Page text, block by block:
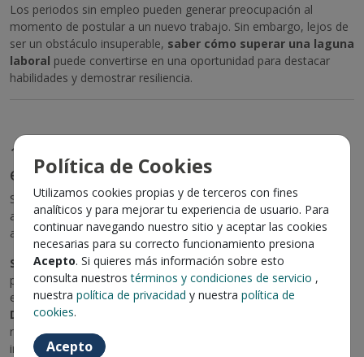
Los periodos sin empleo pueden generar preocupación al
momento de postular a un nuevo trabajo. Sin embargo, lejos de
ser un obstáculo insuperable, saber cómo superar una laguna
laboral puede convertirse en una oportunidad para destacar
habilidades y demostrar resiliencia.
1. Estrategias para explicar periodos sin
empleo
Si en tu CV hay un espacio sin actividad laboral, es importante
abordar la situación con transparencia y enfoque positivo. Aquí
algunos consejos:
Sé honesto, pero estratégico:No es necesario dar detalles
personales, pero sí explicar brevemente el motivo (por ejemplo,
estudios, cuidado familiar, emprendimiento, entre otros).
Destaca actividades relevantes:
realizaste cursos, voluntariados o proyectos personales,
inclúyelos para mostrar que seguiste activo y en desarrollo.
Política de Cookies
Utilizamos cookies propias y de terceros con fines
analíticos y para mejorar tu experiencia de usuario. Para
continuar navegando nuestro sitio y aceptar las cookies
necesarias para su correcto funcionamiento presiona
Acepto. Si quieres más información sobre esto
consulta nuestrostérminos y condiciones de servicio ,
nuestra política de privacidad y nuestra política de
cookies.
Acepto